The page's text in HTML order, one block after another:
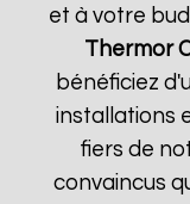
et à votre
Thermor
bénéficiez
installations
fiers de
convaincus